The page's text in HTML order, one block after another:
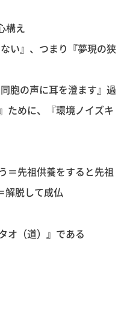
構え
い』、つまり『夢現の狭
胞の声に耳を澄ます』過
ために、『環境ノイズキ
＝先祖供養をすると先祖
解脱して成仏
オ（道）』である